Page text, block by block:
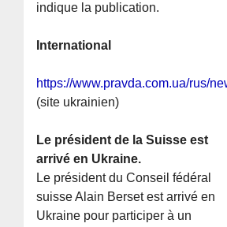
indique la publication.
International
https://www.pravda.com.ua/rus/
(site ukrainien)
Le président de la Suisse est
arrivé en Ukraine.
Le président du Conseil fédéral
suisse Alain Berset est arrivé en
Ukraine pour participer à un